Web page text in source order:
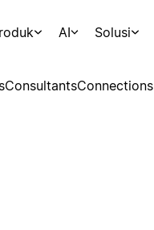
AI Solusi
ConsultantsConnections